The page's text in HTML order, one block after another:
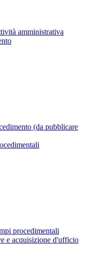
amministrativa
(da pubblicare
procedimentali
e acquisizione d'ufficio